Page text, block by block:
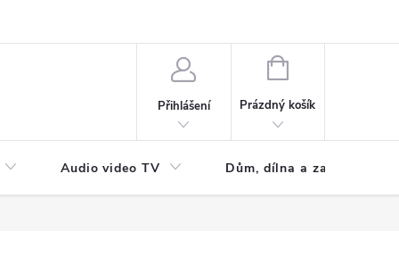
Přihlášení
NÁKUPNÍ
Prázdný košík
Audio video TV Dům, dílna a zahrada